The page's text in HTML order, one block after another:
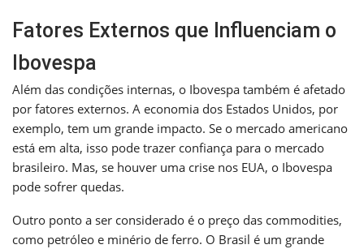
Fatores Externos que Influenciam o
Ibovespa
Além das condições internas, o Ibovespa também é afetado
por fatores externos. A economia dos Estados Unidos, por
exemplo, tem um grande impacto. Se o mercado americano
está em alta, isso pode trazer confiança para o mercado
brasileiro. Mas, se houver uma crise nos EUA, o Ibovespa
pode sofrer quedas.
Outro ponto a ser considerado é o preço das commodities,
como petróleo e minério de ferro. O Brasil é um grande